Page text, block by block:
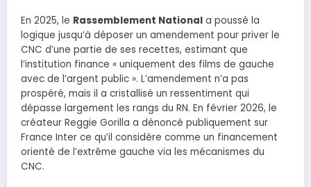
En 2025, le Rassemblement National a poussé la
logique jusqu’à déposer un amendement pour priver le
CNC d’une partie de ses recettes, estimant que
l’institution finance « uniquement des films de gauche
avec de l’argent public ». L’amendement n’a pas
prospéré, mais il a cristallisé un ressentiment qui
dépasse largement les rangs du RN. En février 2026, le
créateur Reggie Gorilla a dénoncé publiquement sur
France Inter ce qu’il considère comme un financement
orienté de l’extrême gauche via les mécanismes du
CNC.